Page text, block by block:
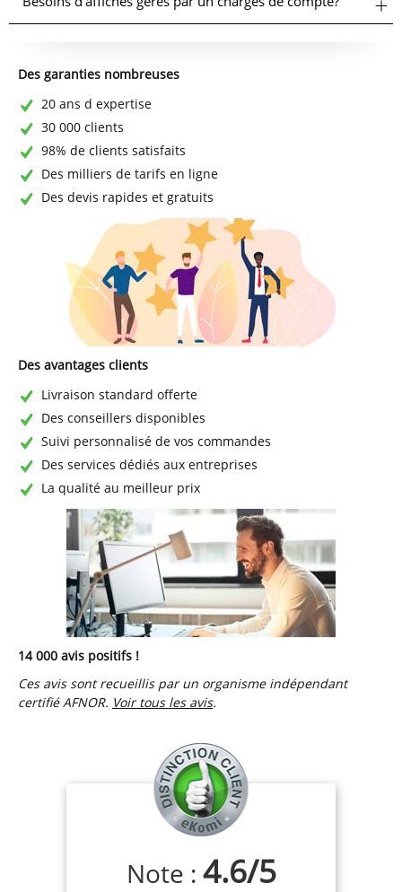
Des garanties nombreuses
20 ans d expertise
30 000 clients
98% de clients satisfaits
Des milliers de tarifs en ligne
Des devis rapides et gratuits
Des avantages clients
Livraison standard offerte
Des conseillers disponibles
Suivi personnalisé de vos commandes
Des services dédiés aux entreprises
La qualité au meilleur prix
14 000 avis positifs !
Ces avis sont recueillis par un organisme indépendant
certifié AFNOR. Voir tous les avis.
Note : 4.6/5